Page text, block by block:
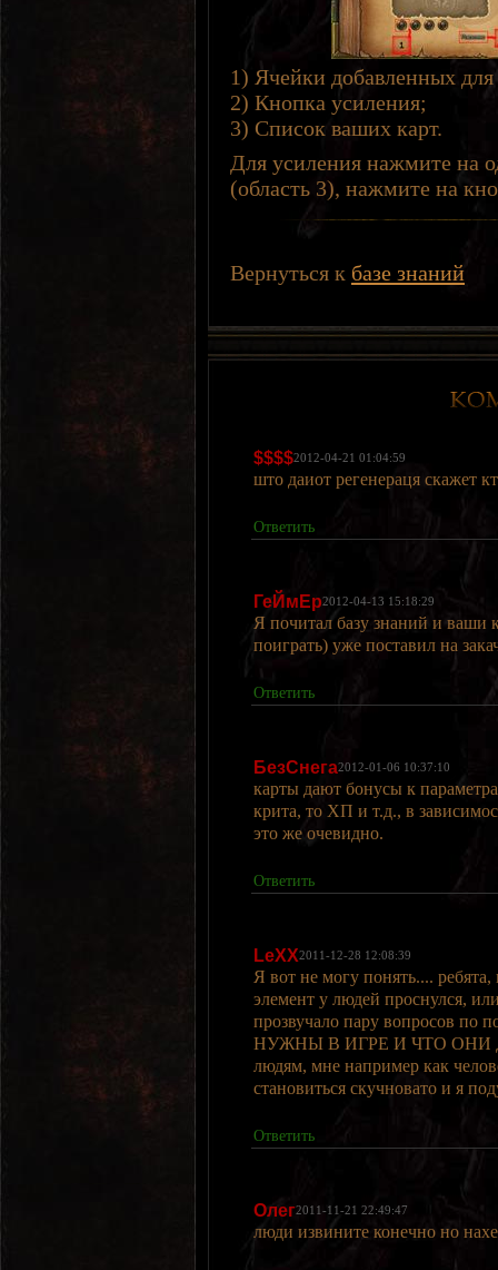
1) Ячейки добавленных
2) Кнопка усиления;
3) Список ваших карт.
Для усиления нажмите на
(область 3), нажмите на
Вернуться к базе знаний
$$$$2012-04-21 01:04:59
што даиот регенераця скажет
Ответить
ГеЙмЕр2012-04-13 15:18:29
Я почитал базу знаний и ваши
поиграть) уже поставил на
Ответить
БезСнега2012-01-06 10:37:10
карты дают бонусы к
крита, то ХП и т.д., в
это же очевидно.
Ответить
LeXX2011-12-28 12:08:39
Я вот не могу понять....
элемент у людей проснулся,
прозвучало пару вопросов
НУЖНЫ В ИГРЕ И ЧТО ОНИ
людям, мне например как
становиться скучновато и я
Ответить
Олег2011-11-21 22:49:47
люди извините конечно но